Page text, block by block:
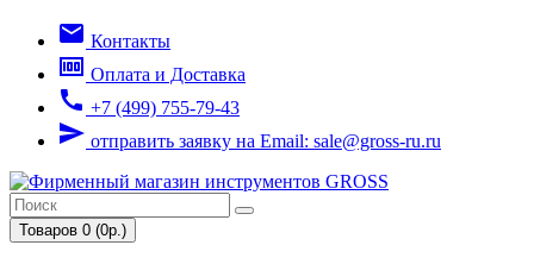
email Контакты
money Оплата и Доставка
call +7 (499) 755-79-43
send отправить заявку на Email: sale@gross-ru.ru
Товаров 0 (0р.)